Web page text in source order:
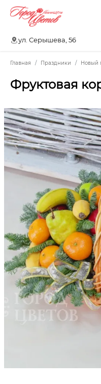
ул. Серышева, 56
Главная Праздники Новый
Фруктовая